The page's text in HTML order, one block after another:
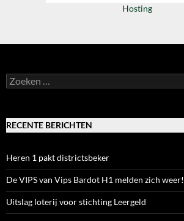
Hosting
Zoeken
naar:
RECENTE BERICHTEN
Heren 1 pakt districtsbeker
De VIPS van Vips Bardot H1 melden zich weer!
Uitslag loterij voor stichting Leergeld